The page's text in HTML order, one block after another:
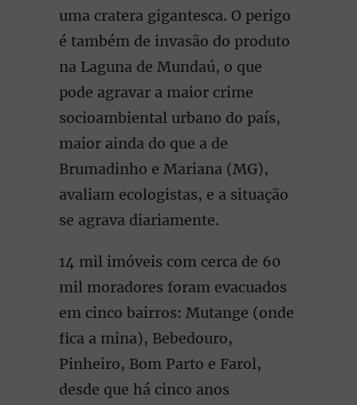
uma cratera gigantesca. O perigo
é também de invasão do produto
na Laguna de Mundaú, o que
pode agravar a maior crime
socioambiental urbano do país,
maior ainda do que a de
Brumadinho e Mariana (MG),
avaliam ecologistas, e a situação
se agrava diariamente.
14 mil imóveis com cerca de 60
mil moradores foram evacuados
em cinco bairros: Mutange (onde
fica a mina), Bebedouro,
Pinheiro, Bom Parto e Farol,
desde que há cinco anos